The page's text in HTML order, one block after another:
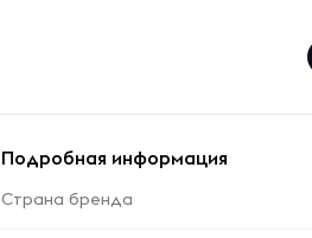
Подробная информация
Страна бренда